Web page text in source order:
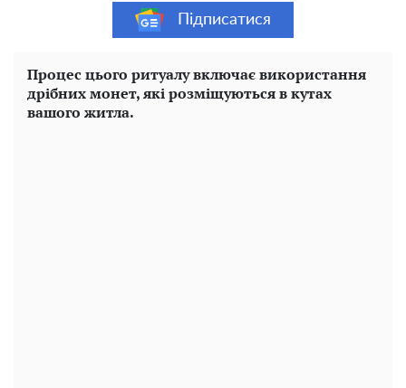
Підписатися
Процес цього ритуалу включає використання
дрібних монет, які розміщуються в кутах
вашого житла.